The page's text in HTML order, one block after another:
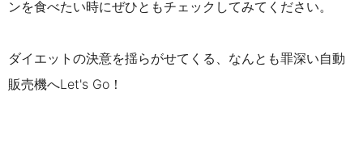
ンを食べたい時にぜひともチェックしてみてください。
ダイエットの決意を揺らがせてくる、なんとも罪深い自動
販売機へLet's Go！